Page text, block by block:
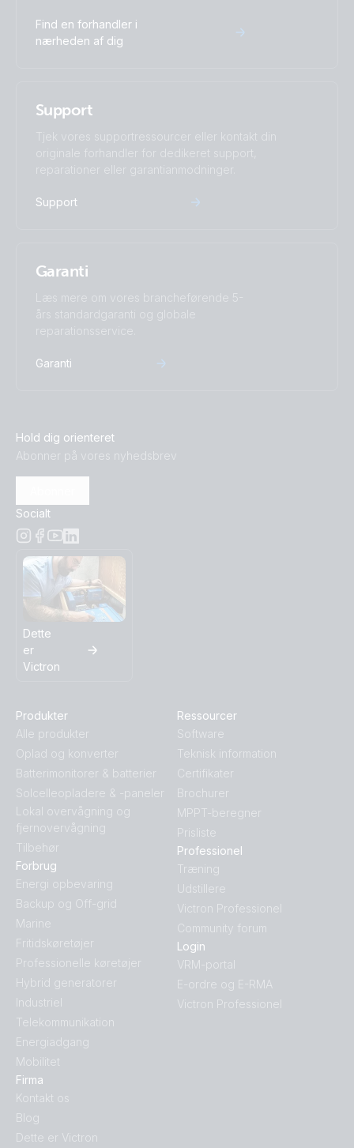
Find en forhandler i
nærheden af dig
Support
Tjek vores supportressourcer eller kontakt din
originale forhandler for dedikeret support,
reparationer eller garantianmodninger.
Support
Garanti
Læs mere om vores brancheførende 5-
års standardgaranti og globale
reparationsservice.
Garanti
Hold dig orienteret
Abonner på vores nyhedsbrev
Socialt
Dette
er
Victron
Produkter
Alle produkter
Oplad og konverter
Batterimonitorer & batterier
Solcelleopladere & -paneler
Lokal overvågning og
fjernovervågning
Tilbehør
Forbrug
Energi opbevaring
Backup og Off-grid
Marine
Fritidskøretøjer
Professionelle køretøjer
Hybrid generatorer
Industriel
Telekommunikation
Energiadgang
Mobilitet
Firma
Kontakt os
Blog
Dette er Victron
Ressourcer
Software
Teknisk information
Certifikater
Brochurer
MPPT-beregner
Prisliste
Professionel
Træning
Udstillere
Victron Professionel
Community forum
Login
VRM-portal
E-ordre og E-RMA
Victron Professionel